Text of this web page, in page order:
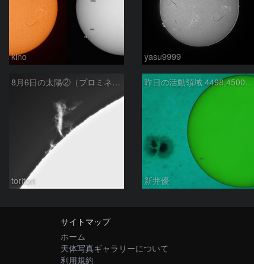
kino yasu9999
8月6日の太陽②（プロミネン北東縁 ）
toritori
昨日の活動領域 4498,4500：2026/08/05
新井優
サイトマップ
ホーム
天体写真ギャラリーについて
利用規約